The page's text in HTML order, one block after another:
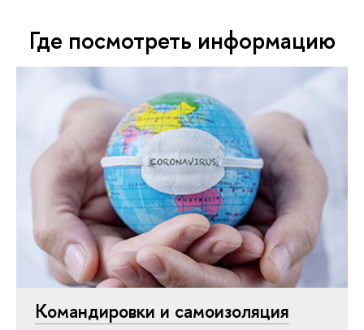
Где посмотреть информацию
Командировки и самоизоляция